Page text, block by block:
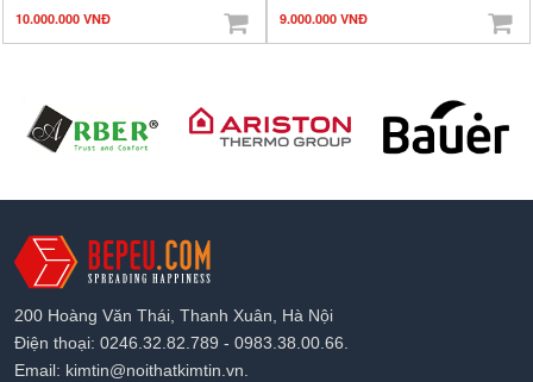
10.000.000 VNĐ 9.000.000 VNĐ
200 Hoàng Văn Thái, Thanh Xuân, Hà Nội
Điện thoại: 0246.32.82.789 - 0983.38.00.66.
Email: kimtin@noithatkimtin.vn.